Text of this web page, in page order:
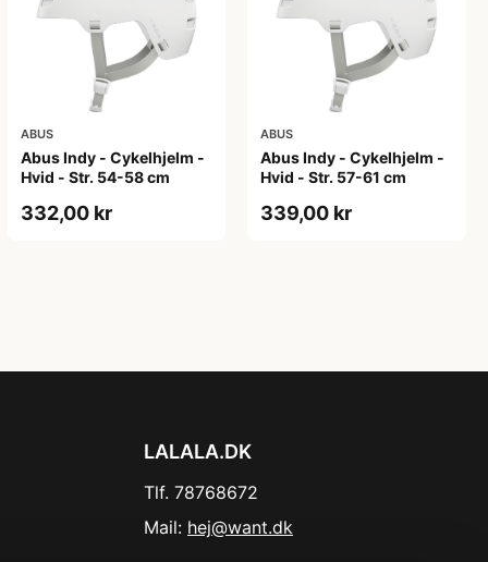
ABUS
Abus Indy - Cykelhjelm -
Hvid - Str. 54-58 cm
332,00 kr
ABUS
Abus Indy - Cykelhjelm -
Hvid - Str. 57-61 cm
339,00 kr
LALALA.DK
Tlf. 78768672
Mail: hej@want.dk